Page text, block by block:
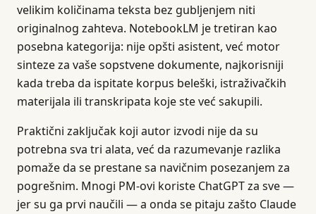
velikim količinama teksta bez gubljenjem niti
originalnog zahteva. NotebookLM je tretiran kao
posebna kategorija: nije opšti asistent, već motor
sinteze za vaše sopstvene dokumente, najkorisniji
kada treba da ispitate korpus beleški, istraživačkih
materijala ili transkripata koje ste već sakupili.
Praktični zaključak koji autor izvodi nije da su
potrebna sva tri alata, već da razumevanje razlika
pomaže da se prestane sa navičnim posezanjem za
pogrešnim. Mnogi PM-ovi koriste ChatGPT za sve —
jer su ga prvi naučili — a onda se pitaju zašto Claude